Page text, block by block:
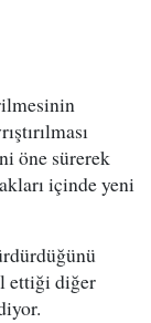
öne sürerek
içinde yeni
ettiği diğer